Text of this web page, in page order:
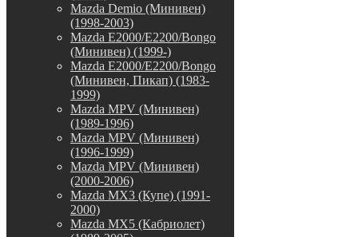
Mazda Demio (Минивен)
(1998-2003)
Mazda E2000/E2200/Bongo
(Минивен) (1999-)
Mazda E2000/E2200/Bongo
(Минивен, Пикап) (1983-
1999)
Mazda MPV (Минивен)
(1989-1996)
Mazda MPV (Минивен)
(1996-1999)
Mazda MPV (Минивен)
(2000-2006)
Mazda MX3 (Купе) (1991-
2000)
Mazda MX5 (Кабриолет)